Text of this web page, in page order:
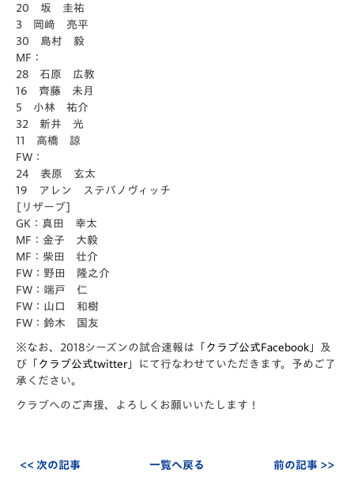
20 坂 圭祐
3 岡﨑 亮平
30 島村 毅
MF：
28 石原 広教
16 齊藤 未月
5 小林 祐介
32 新井 光
11 高橋 諒
FW：
24 表原 玄太
19 アレン ステバノヴィッチ
[リザーブ]
GK：真田 幸太
MF：金子 大毅
MF：柴田 壮介
FW：野田 隆之介
FW：端戸 仁
FW：山口 和樹
FW：鈴木 国友
※なお、2018シーズンの試合速報は「 クラブ公式Facebook 」及
び「 クラブ公式twitter」にて行なわせていただきます。予めご了
承ください。
クラブへのご声援、よろしくお願いいたします！
<< 次の記事 一覧へ戻る 前の記事 >>